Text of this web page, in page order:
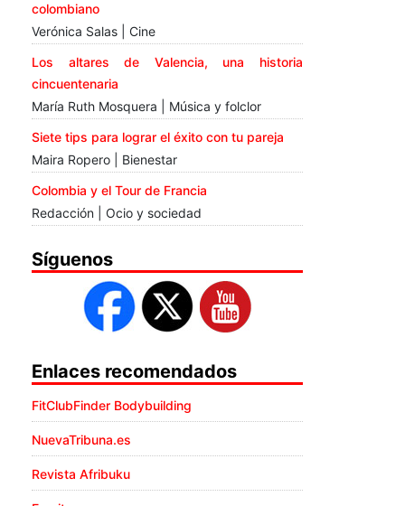
colombiano
Verónica Salas | Cine
Los altares de Valencia, una historia
cincuentenaria
María Ruth Mosquera | Música y folclor
Siete tips para lograr el éxito con tu pareja
Maira Ropero | Bienestar
Colombia y el Tour de Francia
Redacción | Ocio y sociedad
Síguenos
Enlaces recomendados
FitClubFinder Bodybuilding
NuevaTribuna.es
Revista Afribuku